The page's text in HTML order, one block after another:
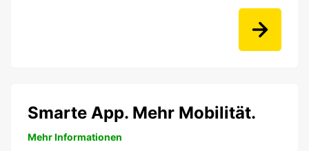
Smarte App. Mehr Mobilität.
Mehr Informationen